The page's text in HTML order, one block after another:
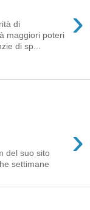
›
di
maggiori poteri
di sp...
›
del suo sito
settimane